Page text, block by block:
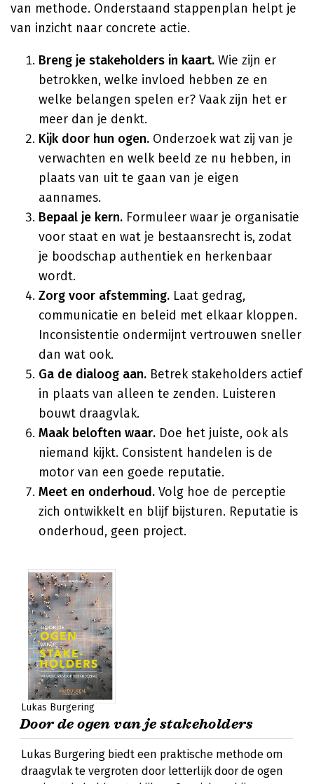
van methode. Onderstaand stappenplan helpt je
van inzicht naar concrete actie.
Breng je stakeholders in kaart. Wie zijn er
betrokken, welke invloed hebben ze en
welke belangen spelen er? Vaak zijn het er
meer dan je denkt.
Kijk door hun ogen. Onderzoek wat zij van je
verwachten en welk beeld ze nu hebben, in
plaats van uit te gaan van je eigen
aannames.
Bepaal je kern. Formuleer waar je organisatie
voor staat en wat je bestaansrecht is, zodat
je boodschap authentiek en herkenbaar
wordt.
Zorg voor afstemming. Laat gedrag,
communicatie en beleid met elkaar kloppen.
Inconsistentie ondermijnt vertrouwen sneller
dan wat ook.
Ga de dialoog aan. Betrek stakeholders actief
in plaats van alleen te zenden. Luisteren
bouwt draagvlak.
Maak beloften waar. Doe het juiste, ook als
niemand kijkt. Consistent handelen is de
motor van een goede reputatie.
Meet en onderhoud. Volg hoe de perceptie
zich ontwikkelt en blijf bijsturen. Reputatie is
onderhoud, geen project.
Lukas Burgering
Door de ogen van je stakeholders
Lukas Burgering biedt een praktische methode om
draagvlak te vergroten door letterlijk door de ogen